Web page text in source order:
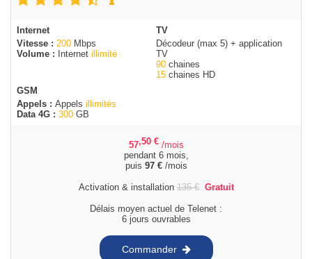
Internet
Vitesse : 200 Mbps
Volume : Internet illimité
TV
Décodeur (max 5) + application
TV
90 chaines
15 chaines HD
GSM
Appels : Appels illimités
Data 4G : 300 GB
57,50 € /mois
pendant 6 mois,
puis 97 €/mois
Activation & installation135€ Gratuit
Délais moyen actuel de Telenet :
6 jours ouvrables
Commander